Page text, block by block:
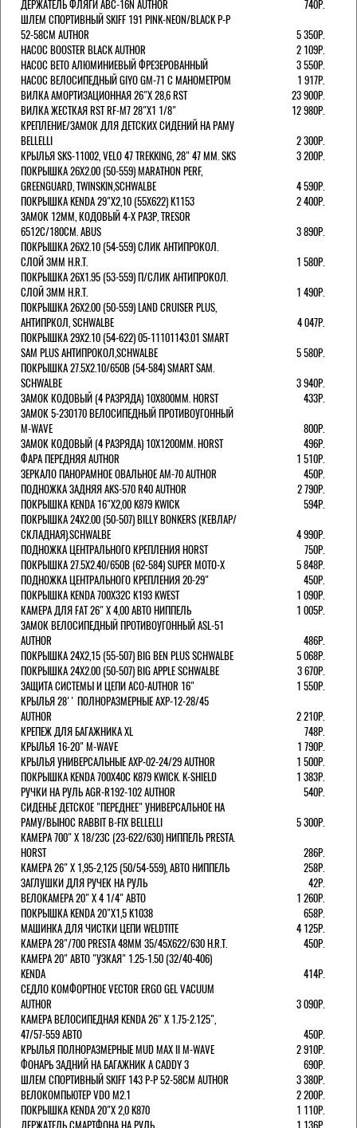
ДЕРЖАТЕЛЬ ФЛЯГИ ABC-16N AUTHOR
740Р.
ШЛЕМ СПОРТИВНЫЙ SKIFF 191 PINK-NEON/BLACK Р-Р
52-58СМ AUTHOR
5 350Р.
НАСОС BOOSTER BLACK AUTHOR
2 109Р.
НАСОС BETO АЛЮМИНИЕВЫЙ ФРЕЗЕРОВАННЫЙ
3 550Р.
НАСОС ВЕЛОСИПЕДНЫЙ GIYO GM-71 С МАНОМЕТРОМ
1 917Р.
ВИЛКА АМОРТИЗАЦИОННАЯ 26"Х 28,6 RST
23 900Р.
ВИЛКА ЖЕСТКАЯ RST RF-M7 28"Х1 1/8"
12 980Р.
КРЕПЛЕНИЕ/ЗАМОК ДЛЯ ДЕТСКИХ СИДЕНИЙ НА РАМУ
BELLELLI
2 300Р.
КРЫЛЬЯ SKS-11002, VELO 47 TREKKING, 28" 47 ММ. SKS
3 200Р.
ПОКРЫШКА 26X2.00 (50-559) MARATHON PERF,
GREENGUARD, TWINSKIN,SCHWALBE
4 590Р.
ПОКРЫШКА KENDA 29"Х2,10 (55X622) K1153
2 400Р.
ЗАМОК 12ММ, КОДОВЫЙ 4-Х РАЗР, TRESOR
6512C/180СМ. ABUS
3 890Р.
ПОКРЫШКА 26X2.10 (54-559) СЛИК АНТИПРОКОЛ.
СЛОЙ 3ММ H.R.T.
1 580Р.
ПОКРЫШКА 26X1.95 (53-559) П/СЛИК АНТИПРОКОЛ.
СЛОЙ 3ММ H.R.T.
1 490Р.
ПОКРЫШКА 26X2.00 (50-559) LAND CRUISER PLUS,
АНТИПРКОЛ, SCHWALBE
4 047Р.
ПОКРЫШКА 29X2.10 (54-622) 05-11101143.01 SMART
SAM PLUS АНТИПРОКОЛ,SCHWALBE
5 580Р.
ПОКРЫШКА 27.5X2.10/650B (54-584) SMART SAM.
SCHWALBE
3 940Р.
ЗАМОК КОДОВЫЙ (4 РАЗРЯДА) 10Х800ММ. HORST
433Р.
ЗАМОК 5-230170 ВЕЛОСИПЕДНЫЙ ПРОТИВОУГОННЫЙ
M-WAVE
800Р.
ЗАМОК КОДОВЫЙ (4 РАЗРЯДА) 10Х1200ММ. HORST
496Р.
ФАРА ПЕРЕДНЯЯ AUTHOR
1 510Р.
ЗЕРКАЛО ПАНОРАМНОЕ ОВАЛЬНОЕ AM-70 AUTHOR
450Р.
ПОДНОЖКА ЗАДНЯЯ AKS-570 R40 AUTHOR
2 790Р.
ПОКРЫШКА KENDA 16"Х2,00 K879 KWICK
594Р.
ПОКРЫШКА 24X2.00 (50-507) BILLY BONKERS (КЕВЛАР/
СКЛАДНАЯ).SCHWALBE
4 990Р.
ПОДНОЖКА ЦЕНТРАЛЬНОГО КРЕПЛЕНИЯ HORST
750Р.
ПОКРЫШКА 27.5X2.40/650B (62-584) SUPER MOTO-X
5 848Р.
ПОДНОЖКА ЦЕНТРАЛЬНОГО КРЕПЛЕНИЯ 20-29"
450Р.
ПОКРЫШКА KENDA 700Х32С K193 KWEST
1 090Р.
КАМЕРА ДЛЯ FAT 26" X 4,00 АВТО НИППЕЛЬ
1 005Р.
ЗАМОК ВЕЛОСИПЕДНЫЙ ПРОТИВОУГОННЫЙ ASL-51
AUTHOR
486Р.
ПОКРЫШКА 24X2,15 (55-507) BIG BEN PLUS SCHWALBE
5 068Р.
ПОКРЫШКА 24X2.00 (50-507) BIG APPLE SCHWALBE
3 670Р.
ЗАЩИТА СИСТЕМЫ И ЦЕПИ ACO-AUTHOR 16"
1 550Р.
КРЫЛЬЯ 28'' ПОЛНОРАЗМЕРНЫЕ AXP-12-28/45
AUTHOR
2 210Р.
КРЕПЕЖ ДЛЯ БАГАЖНИКА XL
748Р.
КРЫЛЬЯ 16-20" M-WAVE
1 790Р.
КРЫЛЬЯ УНИВЕРСАЛЬНЫЕ AXP-02-24/29 AUTHOR
1 500Р.
ПОКРЫШКА KENDA 700Х40С K879 KWICK. K-SHIELD
1 383Р.
РУЧКИ НА РУЛЬ AGR-R192-102 AUTHOR
540Р.
СИДЕНЬЕ ДЕТСКОЕ "ПЕРЕДНЕЕ" УНИВЕРСАЛЬНОЕ НА
РАМУ/ВЫНОС RABBIT B-FIX BELLELLI
5 300Р.
КАМЕРА 700" Х 18/23C (23-622/630) НИППЕЛЬ PRESTA.
HORST
286Р.
КАМЕРА 26" X 1,95-2,125 (50/54-559), АВТО НИППЕЛЬ
258Р.
ЗАГЛУШКИ ДЛЯ РУЧЕК НА РУЛЬ
42Р.
ВЕЛОКАМЕРА 20" Х 4 1/4" АВТО
1 260Р.
ПОКРЫШКА KENDA 20"Х1,5 K1038
658Р.
МАШИНКА ДЛЯ ЧИСТКИ ЦЕПИ WELDTITE
4 125Р.
КАМЕРА 28"/700 PRESTA 48ММ 35/45Х622/630 H.R.T.
450Р.
КАМЕРА 20" АВТО "УЗКАЯ" 1.25-1.50 (32/40-406)
KENDA
414Р.
СЕДЛО КОМФОРТНОЕ VECTOR ERGO GEL VACUUM
AUTHOR
3 090Р.
КАМЕРА ВЕЛОСИПЕДНАЯ KENDA 26" Х 1.75-2.125",
47/57-559 АВТО
450Р.
КРЫЛЬЯ ПОЛНОРАЗМЕРНЫЕ MUD MAX II M-WAVE
2 910Р.
ФОНАРЬ ЗАДНИЙ НА БАГАЖНИК A CADDY 3
690Р.
ШЛЕМ СПОРТИВНЫЙ SKIFF 143 Р-Р 52-58СМ AUTHOR
3 380Р.
ВЕЛОКОМПЬЮТЕР VDO M2.1
2 200Р.
ПОКРЫШКА KENDA 20"Х 2,0 K870
1 110Р.
ДЕРЖАТЕЛЬ СМАРТФОНА НА РУЛЬ
1 136Р.